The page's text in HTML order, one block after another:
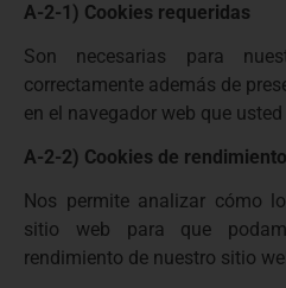
A-2-1) Cookies requeridas
Son necesarias para
correctamente además de
en el navegador web que
A-2-2) Cookies de rendimiento
Nos permite analizar cómo
sitio web para que
rendimiento de nuestro sitio